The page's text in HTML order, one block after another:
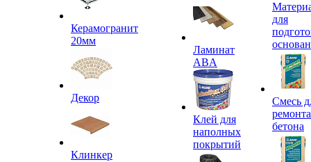
Керамогранит
20мм
Декор
Клинкер
Ламинат
ABA
Клей для
наполных
покрытий
для
Смесь
ремонта
бетона